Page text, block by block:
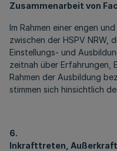
Zusammenarbeit von
Im Rahmen einer engen
zwischen der HSPV NRW,
Einstellungs- und
zeitnah über Erfahrungen,
Rahmen der Ausbildung
stimmen sich hinsichtlich
6.
Inkrafttreten,